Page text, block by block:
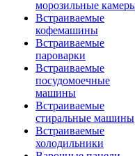
морозильные
Встраиваемые
кофемашины
Встраиваемые
пароварки
Встраиваемые
посудомоечные
машины
Встраиваемые
стиральные машины
Встраиваемые
холодильники